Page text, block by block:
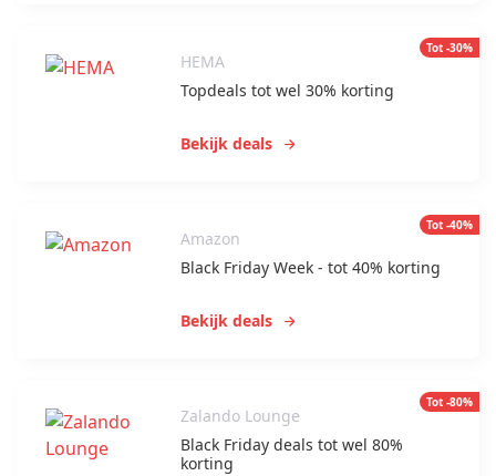
Tot -30%
HEMA
Topdeals tot wel 30% korting
Bekijk deals
Tot -40%
Amazon
Black Friday Week - tot 40% korting
Bekijk deals
Tot -80%
Zalando Lounge
Black Friday deals tot wel 80%
korting